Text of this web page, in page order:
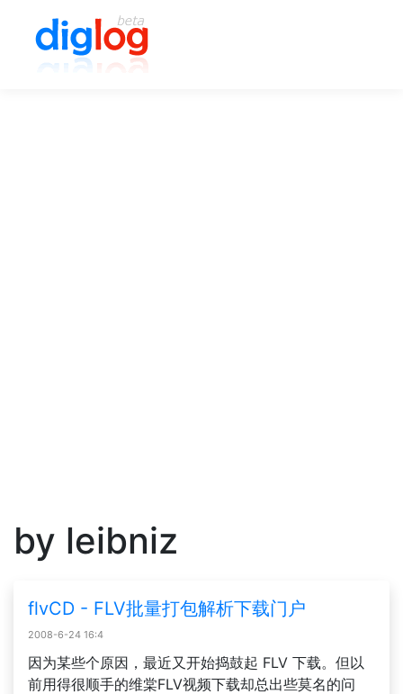
by leibniz
flvCD - FLV批量打包解析下载门户
2008-6-24 16:4
因为某些个原因，最近又开始捣鼓起 FLV 下载。但以
前用得很顺手的维棠FLV视频下载却总出些莫名的问